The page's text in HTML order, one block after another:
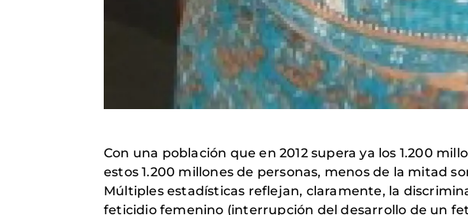
Con una población que en 2012 supera ya los 1.200
estos 1.200 millones de personas, menos de la mitad
Múltiples estadísticas reflejan, claramente, la
feticidio femenino (interrupción del desarrollo de un